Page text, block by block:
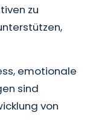
zu
emotionale
sind
von